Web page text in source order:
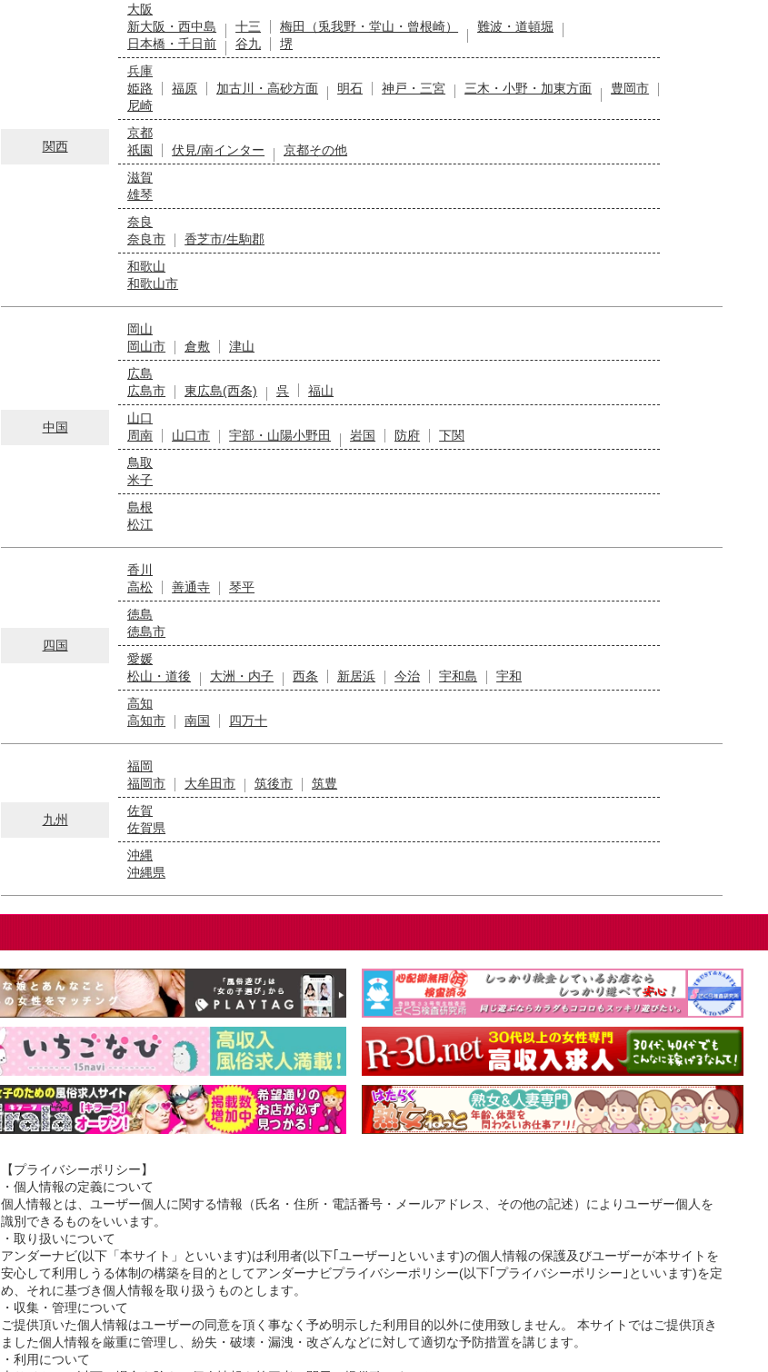
関西
大阪
新大阪・西中島
十三 梅田（兎我野・堂山・曾根崎）
難波・道頓堀
日本橋・千日前
谷九
堺
兵庫
姫路
福原 加古川・高砂方面 明石 神戸・三宮 三木・小野・加東方面
豊岡市
尼崎
京都
祇園
伏見/南インター
京都その他
滋賀
雄琴
奈良
奈良市
香芝市/生駒郡
和歌山
和歌山市
中国
岡山
岡山市
倉敷
津山
広島
広島市
東広島(西条) 呉
福山
山口
周南
山口市 宇部・山陽小野田 岩国 防府
下関
鳥取
米子
島根
松江
四国
香川
高松
善通寺
琴平
徳島
徳島市
愛媛
松山・道後
大洲・内子 西条 新居浜 今治 宇和島
宇和
高知
高知市
南国 四万十
九州
福岡
福岡市
大牟田市 筑後市
筑豊
佐賀
佐賀県
沖縄
沖縄県
【プライバシーポリシー】
・個人情報の定義について
個人情報とは、ユーザー個人に関する情報（氏名・住所・電話番号・メールアドレス、その他の記述）によりユーザー個人を
識別できるものをいいます。
・取り扱いについて
アンダーナビ(以下「本サイト」といいます)は利用者(以下｢ユーザー｣といいます)の個人情報の保護及びユーザーが本サイトを
安心して利用しうる体制の構築を目的としてアンダーナビプライバシーポリシー(以下｢プライバシーポリシー｣といいます)を定
め、それに基づき個人情報を取り扱うものとします。
・収集・管理について
ご提供頂いた個人情報はユーザーの同意を頂く事なく予め明示した利用目的以外に使用致しません。 本サイトではご提供頂き
ました個人情報を厳重に管理し、紛失・破壊・漏洩・改ざんなどに対して適切な予防措置を講じます。
・利用について